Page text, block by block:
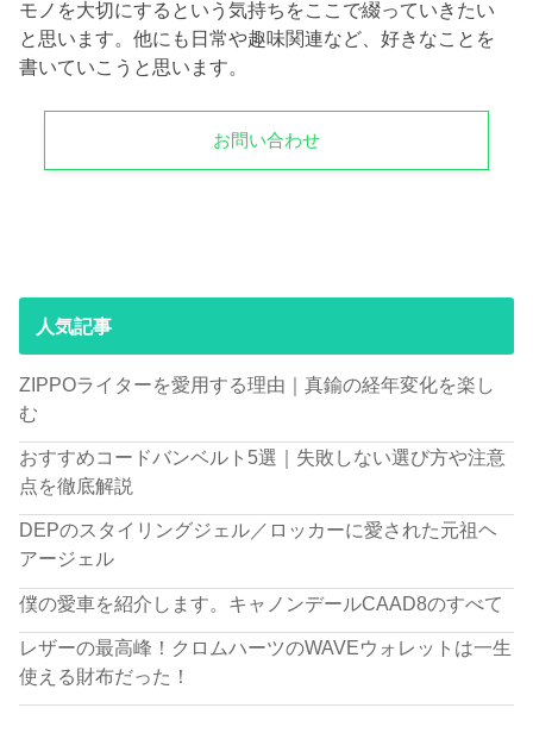
モノを大切にするという気持ちをここで綴っていきたい
と思います。他にも日常や趣味関連など、好きなことを
書いていこうと思います。
お問い合わせ
人気記事
ZIPPOライターを愛用する理由｜真鍮の経年変化を楽し
む
おすすめコードバンベルト5選｜失敗しない選び方や注意
点を徹底解説
DEPのスタイリングジェル／ロッカーに愛された元祖ヘ
アージェル
僕の愛車を紹介します。キャノンデールCAAD8のすべて
レザーの最高峰！クロムハーツのWAVEウォレットは一生
使える財布だった！